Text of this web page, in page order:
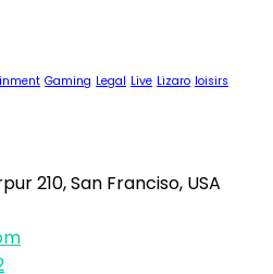
Gaming Legal Live Lizaro loisirs
210, San Franciso, USA